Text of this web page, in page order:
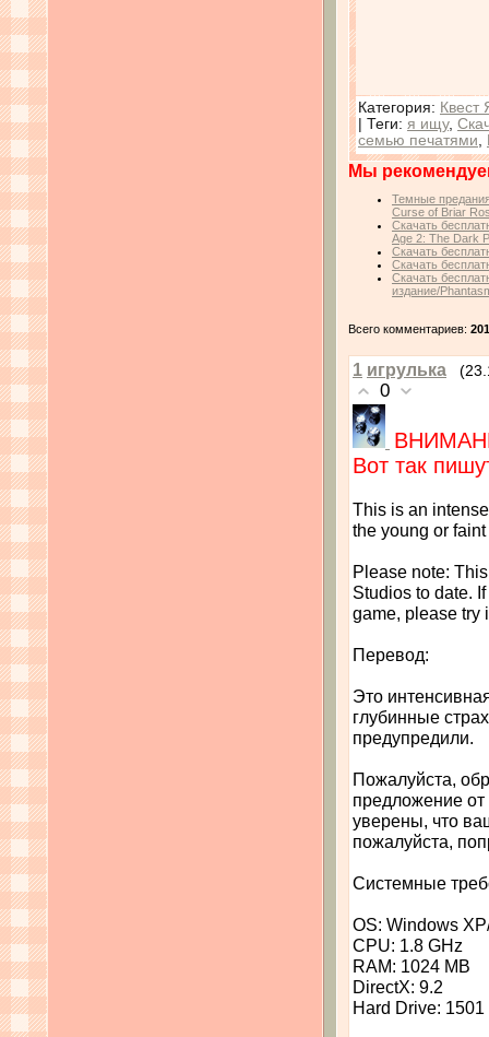
Категория: Квест
| Теги: я ищу,
семью печатями
Мы
Темные
Curse of Briar
Скачать
Age 2: The Dark
Скачать
Скачать
Скачать
издание/
Всего комментариев: 201
1 игрулька
0
Вот так
This is an
the young or
Please note:
Studios to date.
game, please try
Перевод:
Это
глубинные
предупредили.
Пожалуйста,
предложение
уверены, что
пожалуйста,
Системные
OS: Windows
CPU: 1.8 GHz
RAM: 1024 MB
DirectX: 9.2
Hard Drive: 1501